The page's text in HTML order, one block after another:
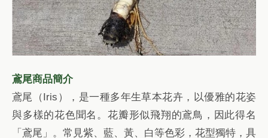
鳶尾商品簡介
鳶尾（Iris），是一種多年生草本花卉，以優雅的花姿
與多樣的花色聞名。花瓣形似飛翔的鳶鳥，因此得名
「鳶尾」。常見紫、藍、黃、白等色彩，花型獨特，具